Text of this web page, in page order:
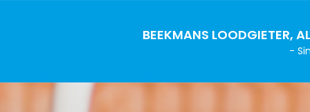
BEEKMANS LOODGIETER,
-